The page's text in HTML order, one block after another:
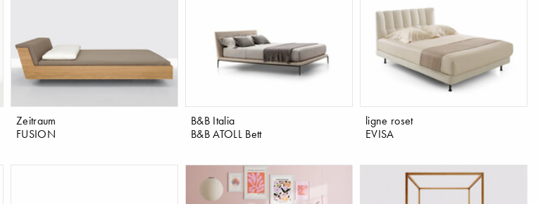
Zeitraum
FUSION
B&B Italia
B&B ATOLL Bett
ligne roset
EVISA